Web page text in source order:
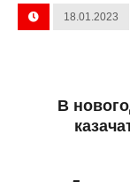
18.01.2023
В